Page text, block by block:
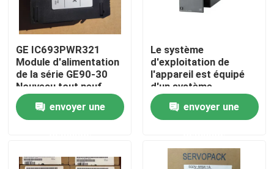
Produits
Au sujet de nous
Visite d'usine
GE IC693PWR321
Module d'alimentation
de la série GE90-30
Nouveau tout neuf
envoyer une
Le système
d'exploitation de
l'appareil est équipé
d'un système
d'exploitation de
l'appareil, qui est
équipé d'un système
l'appareil.
envoyer une